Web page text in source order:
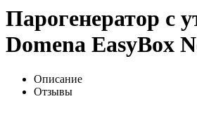
Парогенератор с
Domena EasyBox
Описание
Отзывы